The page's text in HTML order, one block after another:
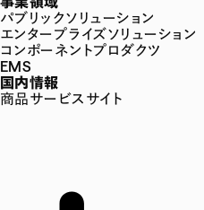
パブリックソリューション
エンタープライズソリューション
コンポーネントプロダクツ
EMS
国内情報
商品サービスサイト